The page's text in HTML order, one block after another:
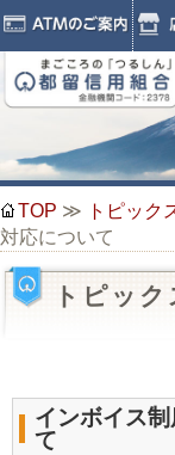
TOP ≫ トピック
対応について
トピック
インボイス
て